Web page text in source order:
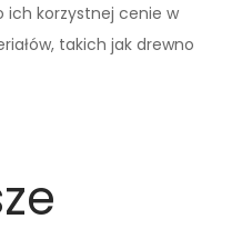
ich korzystnej cenie w
takich jak drewno